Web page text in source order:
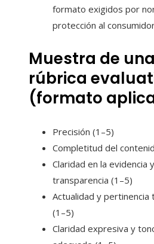
formato exigidos por
protección al
Muestra de una
rúbrica
(formato
Precisión (1–5)
Completitud del
Claridad en la evidencia y
transparencia (1–5)
Actualidad y pertinencia
(1–5)
Claridad expresiva y